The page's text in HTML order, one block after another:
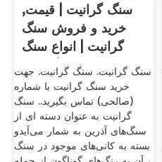
سنگ گرانیت | قیمت,
خرید و فروش سنگ
گرانیت | انواع سنگ
گرانیت
سنگ گرانیت. سنگ گرانیت. جهت
خرید سنگ گرانیت با شماره
(صالحی) تماس بگیرید.. سنگ
گرانیت به عنوان دسته ای از
سنگ‌های آذرین به شمار می‌آیدو
بسته به کانی‌های موجود در سنگ